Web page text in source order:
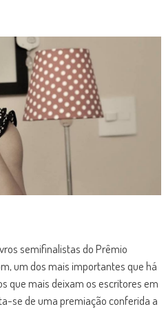
semifinalistas do Prêmio
um dos mais importantes que há
que mais deixam os escritores em
se de uma premiação conferida a